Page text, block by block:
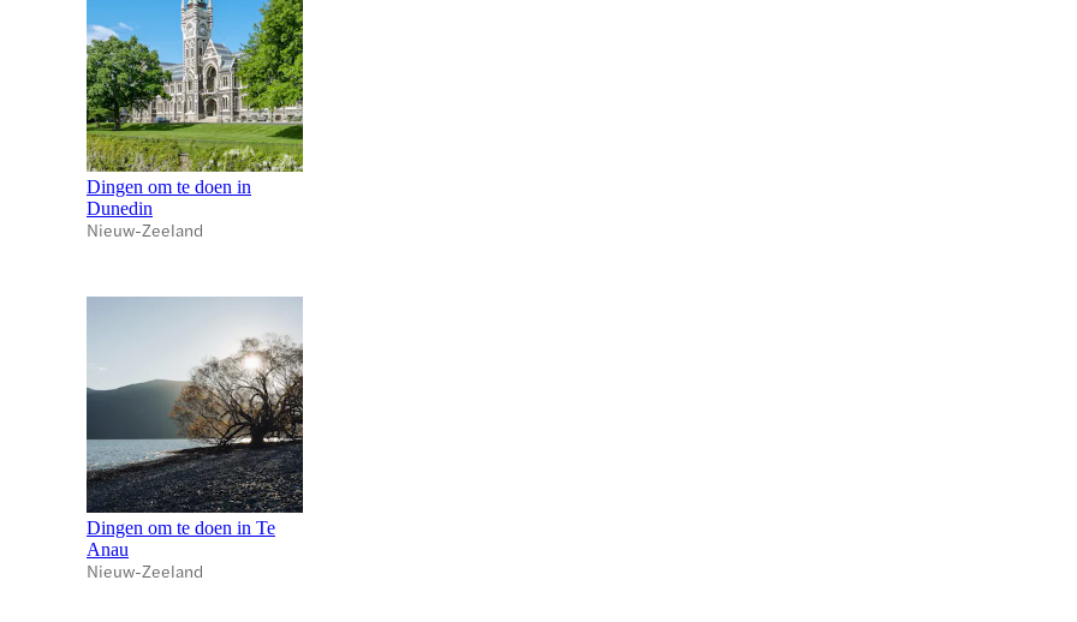
Dingen om te doen in
Dunedin
Nieuw-Zeeland
Dingen om te doen in Te
Anau
Nieuw-Zeeland